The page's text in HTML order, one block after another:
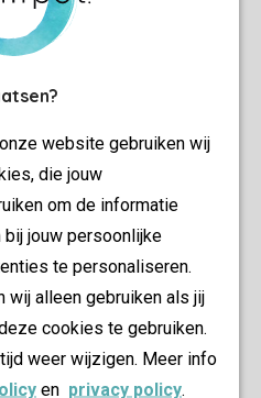
website gebruiken wij
die jouw
om de informatie
jouw persoonlijke
te personaliseren.
wij alleen gebruiken als jij
cookies te gebruiken.
weer wijzigen. Meer info
en privacy policy.
bij de accommodatie